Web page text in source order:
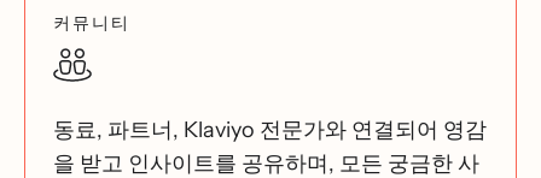
커뮤니티
동료, 파트너, Klaviyo 전문가와 연결되어 영감
을 받고 인사이트를 공유하며, 모든 궁금한 사